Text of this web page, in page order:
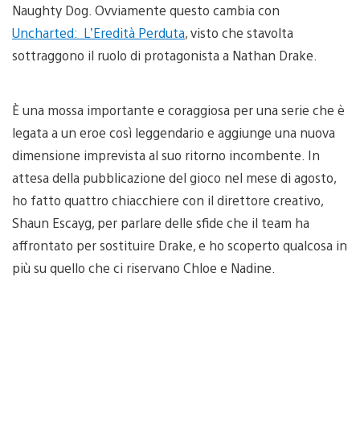
Naughty Dog. Ovviamente questo cambia con
Uncharted: L’Eredità Perduta, visto che stavolta
sottraggono il ruolo di protagonista a Nathan Drake.
È una mossa importante e coraggiosa per una serie che è
legata a un eroe così leggendario e aggiunge una nuova
dimensione imprevista al suo ritorno incombente. In
attesa della pubblicazione del gioco nel mese di agosto,
ho fatto quattro chiacchiere con il direttore creativo,
Shaun Escayg, per parlare delle sfide che il team ha
affrontato per sostituire Drake, e ho scoperto qualcosa in
più su quello che ci riservano Chloe e Nadine.